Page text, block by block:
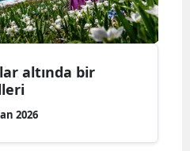
Hatay
Isparta
Mersin
İstanbul
İzmir
altında bir
2026